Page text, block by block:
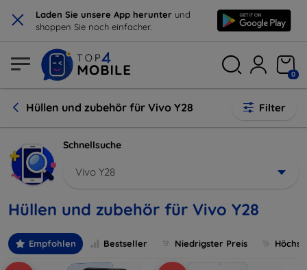
× Laden Sie unsere App herunter und
shoppen Sie noch einfacher.
0
Hüllen und zubehör für Vivo Y28 Filter
Schnellsuche
Vivo Y28
Hüllen und zubehör für Vivo Y28
Empfohlen Bestseller Niedrigster Preis